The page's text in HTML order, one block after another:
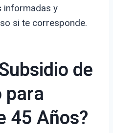
informadas y
si te corresponde.
de
para
45 Años?